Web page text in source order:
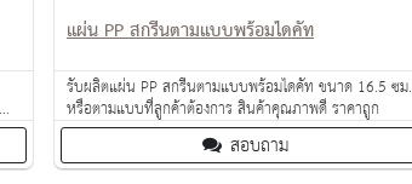
แผ่น PP สกรีนตามแบบพร้อมไดคัท
รับผลิตแผ่น PP สกรีนตามแบบพร้อมไดคัท ขนาด 16.5 ซม.
หรือตามแบบที่ลูกค้าต้องการ สินค้าคุณภาพดี ราคาถูก
สอบถาม